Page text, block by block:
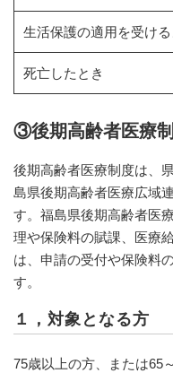
生活保護の適用を受け
死亡したとき
③後期高齢者医療
後期高齢者医療制度は、
島県後期高齢者医療広域
す。福島県後期高齢者医
理や保険料の賦課、医療
は、申請の受付や保険料
す。
１，対象となる方
75歳以上の方、または65